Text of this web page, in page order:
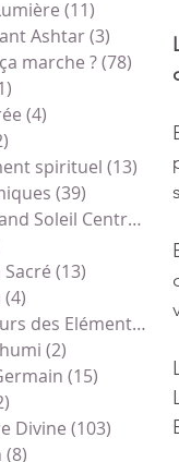
(11)
Ashtar(3)
marche ?(78) 78
(4)
spirituel (13) 13
(39)
Être du Grand Soleil Central
(13)
(4)
Les Seigneurs des Eléments
(2)
(15)
Divine (103) 103
(8)